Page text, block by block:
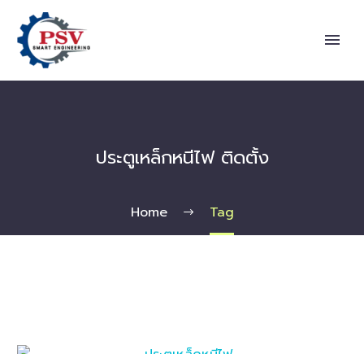
ประตูเหล็กหนีไฟ ติดตั้ง
Home Tag